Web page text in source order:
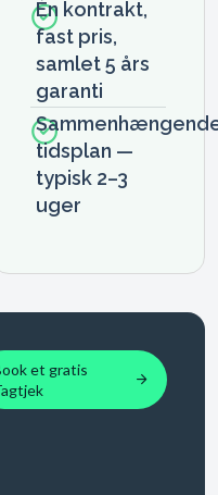
Én kontrakt,
fast pris,
samlet 5 års
garanti
tidsplan —
typisk 2–3
uger
et gratis